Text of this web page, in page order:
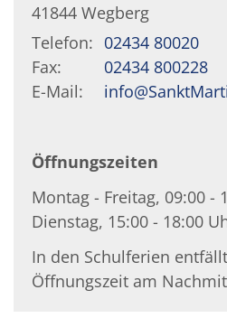
41844 Wegberg
Telefon: 02434 80020
Fax:
02434 800228
E-Mail:
Öffnungszeiten
Montag - Freitag, 09:00 -
Dienstag, 15:00 - 18:00
In den Schulferien
Öffnungszeit am